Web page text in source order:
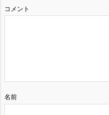
コメント
名前